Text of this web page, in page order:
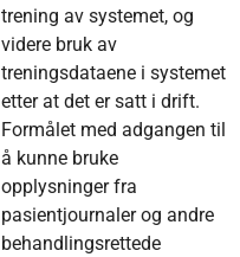
trening av systemet, og
videre bruk av
treningsdataene i systemet
etter at det er satt i drift.
Formålet med adgangen til
å kunne bruke
opplysninger fra
pasientjournaler og andre
behandlingsrettede